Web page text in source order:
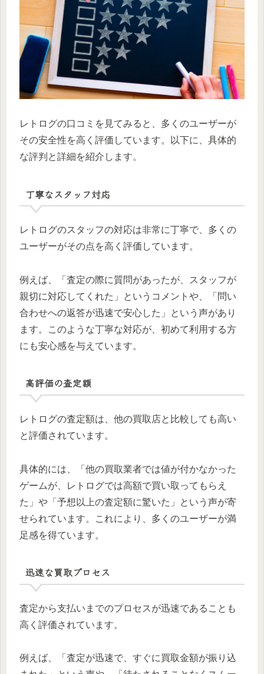
レトログの口コミを見てみると、多くのユーザーが
その安全性を高く評価しています。以下に、具体的
な評判と詳細を紹介します。
丁寧なスタッフ対応
レトログのスタッフの対応は非常に丁寧で、多くの
ユーザーがその点を高く評価しています。
例えば、「査定の際に質問があったが、スタッフが
親切に対応してくれた」というコメントや、「問い
合わせへの返答が迅速で安心した」という声があり
ます。このような丁寧な対応が、初めて利用する方
にも安心感を与えています。
高評価の査定額
レトログの査定額は、他の買取店と比較しても高い
と評価されています。
具体的には、「他の買取業者では値が付かなかった
ゲームが、レトログでは高額で買い取ってもらえ
た」や「予想以上の査定額に驚いた」という声が寄
せられています。これにより、多くのユーザーが満
足感を得ています。
迅速な買取プロセス
査定から支払いまでのプロセスが迅速であることも
高く評価されています。
例えば、「査定が迅速で、すぐに買取金額が振り込